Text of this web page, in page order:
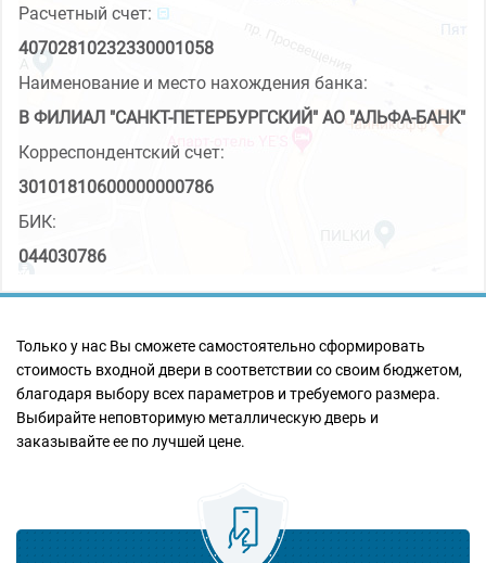
Расчетный счет:
40702810232330001058
Наименование и место нахождения банка:
В ФИЛИАЛ "САНКТ-ПЕТЕРБУРГСКИЙ" АО "АЛЬФА-БАНК"
Корреспондентский счет:
30101810600000000786
БИК:
044030786
Только у нас Вы сможете самостоятельно сформировать
стоимость входной двери в соответствии со своим бюджетом,
благодаря выбору всех параметров и требуемого размера.
Выбирайте неповторимую металлическую дверь и
заказывайте ее по лучшей цене.